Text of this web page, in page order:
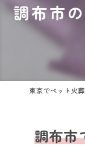
調布市
調布市